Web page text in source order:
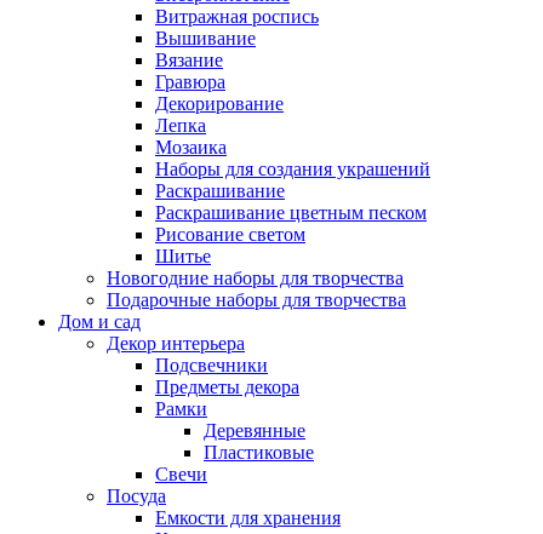
Витражная роспись
Вышивание
Вязание
Гравюра
Декорирование
Лепка
Мозаика
Наборы для создания украшений
Раскрашивание
Раскрашивание цветным песком
Рисование светом
Шитье
Новогодние наборы для творчества
Подарочные наборы для творчества
Дом и сад
Декор интерьера
Подсвечники
Предметы декора
Рамки
Деревянные
Пластиковые
Свечи
Посуда
Емкости для хранения